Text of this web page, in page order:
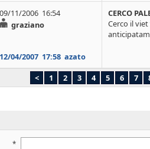
09/11/2006 16:54
graziano
12/04/2007 17:58 azato
CERCO
Cerco il
< 1 2 3 4 5 6 7
*